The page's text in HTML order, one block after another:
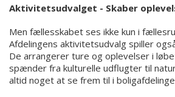
Aktivitetsudvalget - Skaber
Men fællesskabet ses ikke kun i
Afdelingens aktivitetsudvalg spiller
De arrangerer ture og oplevelser i
spænder fra kulturelle udflugter til
altid noget at se frem til i